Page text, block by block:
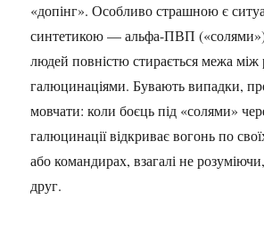
«допінг». Особливо страшною є
синтетикою — альфа-ПВП
людей повністю стирається межа між
галюцинаціями. Бувають випадки,
мовчати: коли боєць під «солями»
галюцинації відкриває вогонь по
або командирах, взагалі не
друг.